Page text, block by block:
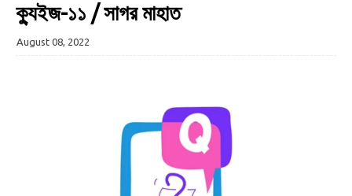
ক্যুইজ-১১ / সাগর মাহাত
August 08, 2022